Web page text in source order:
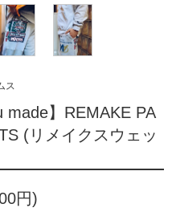
ス
made】REMAKE PA
(リメイクスウェッ
円)